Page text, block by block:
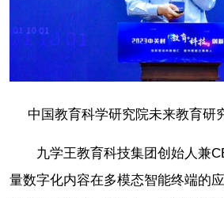
中国教育科学研究院未来教育研
九学王教育科技集团创始人兼
量数字化内容在多模态智能终端的